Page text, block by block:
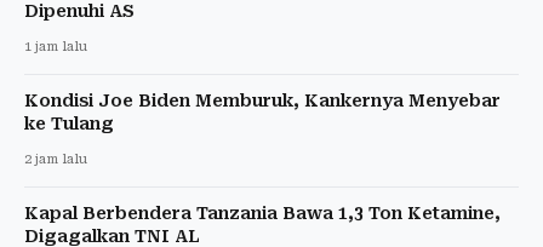
Dipenuhi AS
1 jam lalu
Kondisi Joe Biden Memburuk, Kankernya Menyebar
ke Tulang
2 jam lalu
Kapal Berbendera Tanzania Bawa 1,3 Ton Ketamine,
Digagalkan TNI AL